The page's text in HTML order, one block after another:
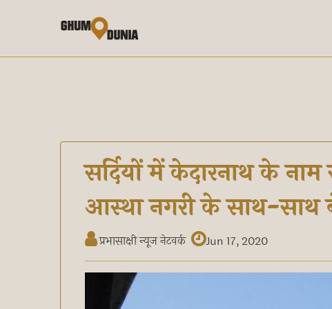
सर्दियों में केदारनाथ के
आस्था नगरी के साथ-साथ
प्रभासाक्षी न्यूज नेटवर्क Jun 17, 2020